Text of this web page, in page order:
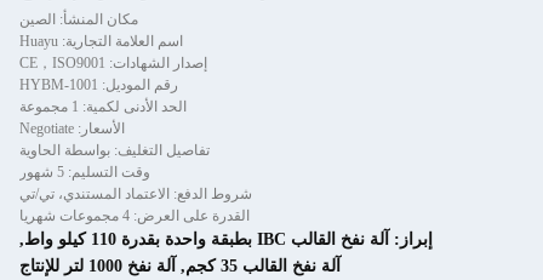
مكان المنشأ: الصين
اسم العلامة التجارية: Huayu
إصدار الشهادات: CE，ISO9001
رقم الموديل: HYBM-1001
الحد الأدنى لكمية: 1 مجموعة
الأسعار: Negotiate
تفاصيل التغليف: بواسطة الحاوية
وقت التسليم: 5 شهور
شروط الدفع: الاعتماد المستندي، تي/تي
القدرة على العرض: 4 مجموعات شهريا
إبراز: آلة نفخ القالب IBC بطبقة واحدة بقدرة 110 كيلو واط
,
آلة نفخ القالب 35 كجم
, آلة نفخ 1000 لتر للإنتاج